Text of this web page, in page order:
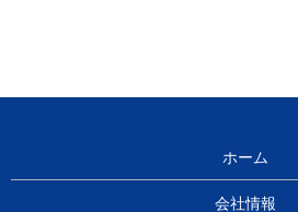
ホーム
会社情報